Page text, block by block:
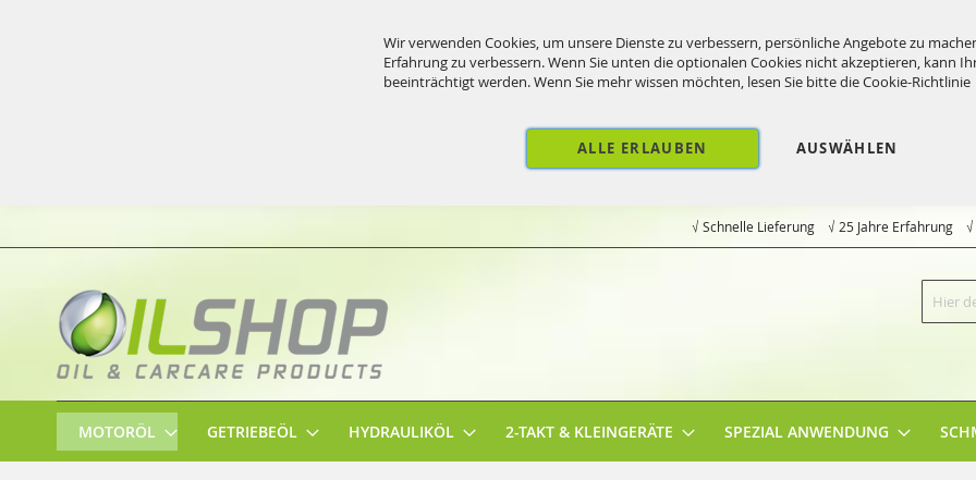
Wir verwenden Cookies, um unsere Dienste zu verbessern, persönliche Angebote zu
Erfahrung zu verbessern. Wenn Sie unten die optionalen Cookies nicht akzeptieren, kann
beeinträchtigt werden. Wenn Sie mehr wissen möchten, lesen Sie bitte dieCookie-Richtlinie
ALLE ERLAUBEN AUSWÄHLEN
zum
√ Schnelle Lieferung √ 25 Jahre Erfahrung
Suche
MOTORÖL GETRIEBEÖL HYDRAULIKÖL 2-TAKT & KLEINGERÄTE SPEZIAL ANWENDUNG